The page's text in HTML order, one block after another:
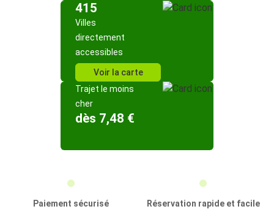
415
Villes
directement
accessibles
Voir la carte
Trajet le moins
cher
dès 7,48 €
Paiement sécurisé
Réservation rapide et facile